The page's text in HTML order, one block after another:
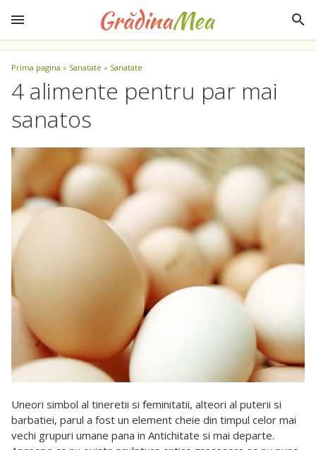
Prima pagina » Sanatate » Sanatate
4 alimente pentru par mai
sanatos
Uneori simbol al tineretii si feminitatii, alteori al puterii si
barbatiei, parul a fost un element cheie din timpul celor mai
vechi grupuri umane pana in Antichitate si mai departe.